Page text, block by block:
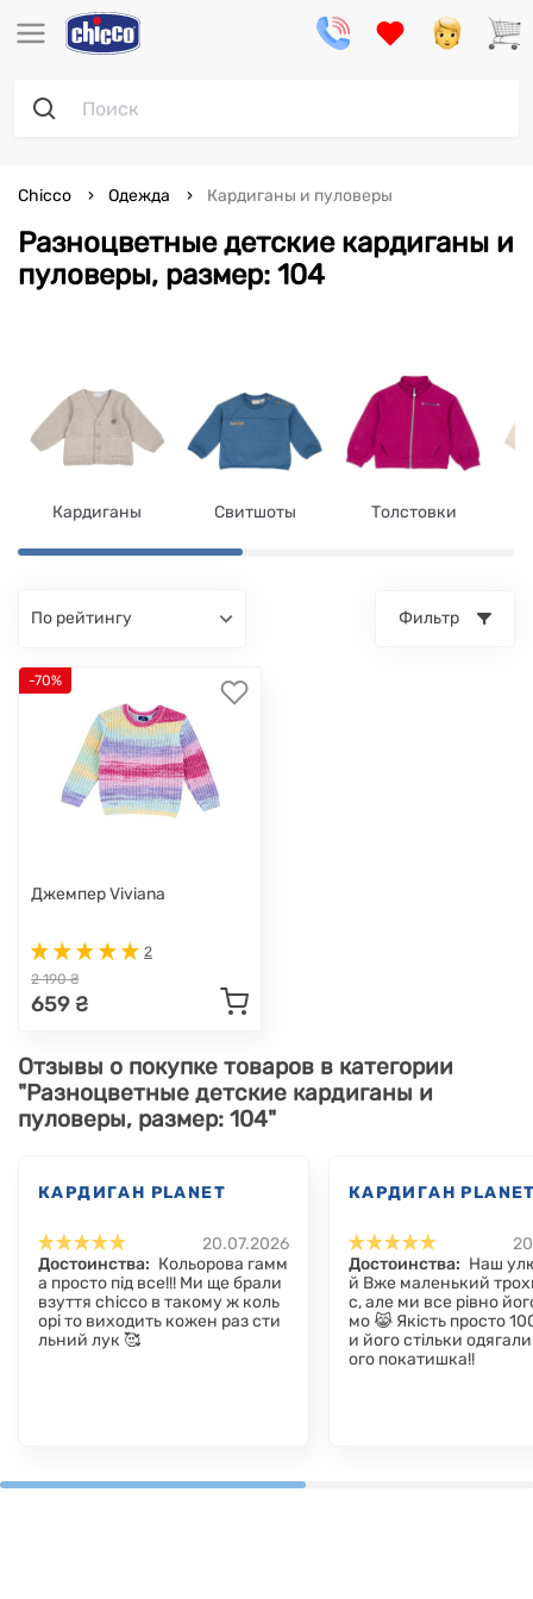
Разноцветные детские кардиганы и
пуловеры, размер: 104
Chicco Одежда Кардиганы и пуловеры
Кардиганы Свитшоты Толстовки
по рейтингу Фильтр
-70%
Джемпер Viviana
2
2 190 ₴
659 ₴
Отзывы о покупке товаров в категории
"Разноцветные детские кардиганы и
пуловеры, размер: 104"
КАРДИГАН PLANET
20.07.2026
Достоинства: Кольорова гамм
а просто під все!!! Ми ще брали
взуття chicco в такому ж коль
орі то виходить кожен раз сти
льний лук 🥰
КАРДИГАН
Достоинства: Наш
й Вже маленький
с, але ми все рівно
мо 😹 Якість просто
и його стільки одягали
ого покатишка!!